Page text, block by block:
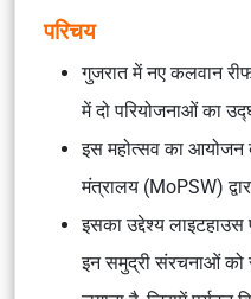
परिचय
गुजरात में नए कलवान
में दो परियोजनाओं का
इस महोत्सव का आयोजन
मंत्रालय (MoPSW)
इसका उद्देश्य
इन समुद्री संरचनाओं को